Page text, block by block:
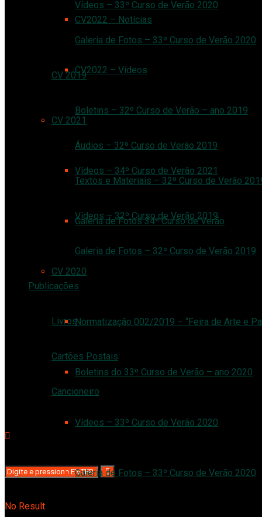
Vídeos – 33º Curso de Verão 2020
Galeria de Fotos – 33º Curso de Verão 2020
CV 2019
Boletins – 32º Curso de Verão – ano 2019
Áudios – 32º Curso de Verão 2019
Textos e Materiais – 32º Curso de Verão
Vídeos – 32º Curso de Verão 2019
Galeria de Fotos – 32º Curso de Verão 2019
Publicações
Livros
Cartões Postais
Cancioneiro
No Result
CV2022 – Notícias
CV2022 – Vídeos
CV 2021
Vídeos – 34º Curso de Verão 2021
Galeria de Fotos 34º Curso de Verão
CV 2020
Normatização 002/2019 – “Feira de Arte e
Boletins do 33º Curso de Verão – ano 2020
Vídeos – 33º Curso de Verão 2020
Galeria de Fotos – 33º Curso de Verão 2020